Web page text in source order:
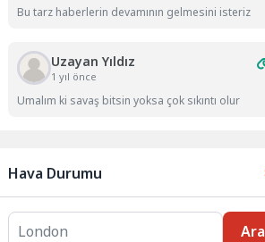
Bu tarz haberlerin devamının gelmesini isteriz
Uzayan Yıldız
1 yıl önce
Umalım ki savaş bitsin yoksa çok sıkıntı olur
Hava Durumu
Ara